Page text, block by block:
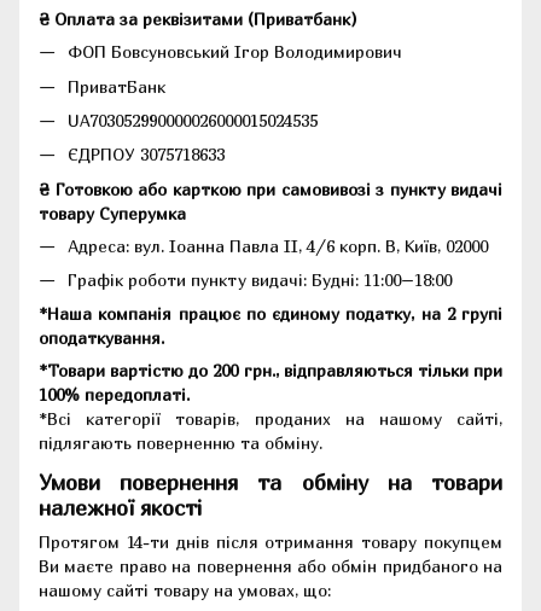
₴ Оплата за реквізитами (Приватбанк)
ФОП Бовсуновський Ігор Володимирович
ПриватБанк
UA703052990000026000015024535
ЄДРПОУ 3075718633
₴ Готовкою або карткою при самовивозі з пункту видачі
товару Суперумка
Адреса: вул. Іоанна Павла II, 4/6 корп. В, Київ, 02000
Графік роботи пункту видачі: Будні: 11:00–18:00
*Наша компанія працює по єдиному податку, на 2 групі
оподаткування.
*Товари вартістю до 200 грн., відправляються тільки при
100% передоплаті.
*Всі категорії товарів, проданих на нашому сайті,
підлягають поверненню та обміну.
Умови повернення та обміну на товари
належної якості
Протягом 14-ти днів після отримання товару покупцем
Ви маєте право на повернення або обмін придбаного на
нашому сайті товару на умовах, що: